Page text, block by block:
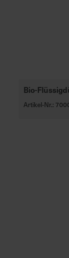
Bio-
Artikel-Nr.: